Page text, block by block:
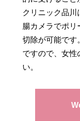
クリニック品
腸カメラでポリ
切除が可能です
ですので、女性
い。